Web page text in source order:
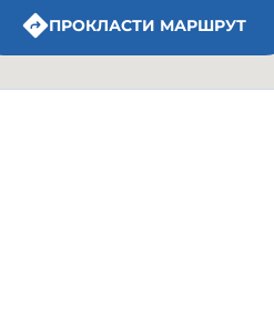
ПРОКЛАСТИ МАРШРУТ